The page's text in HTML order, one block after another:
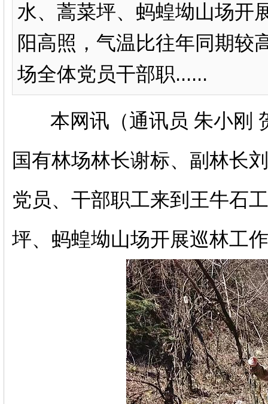
水、蒿菜坪、蚂蝗坳山场开
阳高照，气温比往年同期较
场全体党员干部职......
本网讯（通讯员 朱小刚
国有林场林长谢标、副林长
党员、干部职工来到王牛石
坪、蚂蝗坳山场开展巡林工